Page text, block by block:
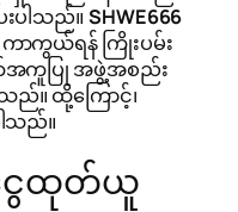
ပါသည်။ SHWE666
ာကွယ်ရန် ကြိုးပမ်း
ကူပြု အဖွဲ့အစည်း
ည်။ ထို့ကြောင့်၊
သည်။
ငွေထုတ်ယူ